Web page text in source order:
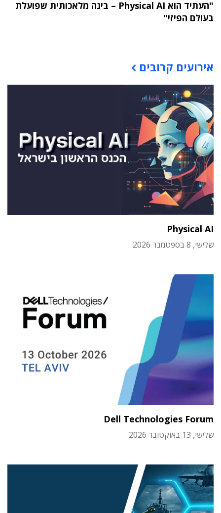
"העתיד הוא Physical AI – בינה מלאכותית שפועלת
בעולם הפיזי"
אירועים קרובים
Physical AI
שלישי, 8 בספטמבר 2026
Dell Technologies Forum
שלישי, 13 באוקטובר 2026